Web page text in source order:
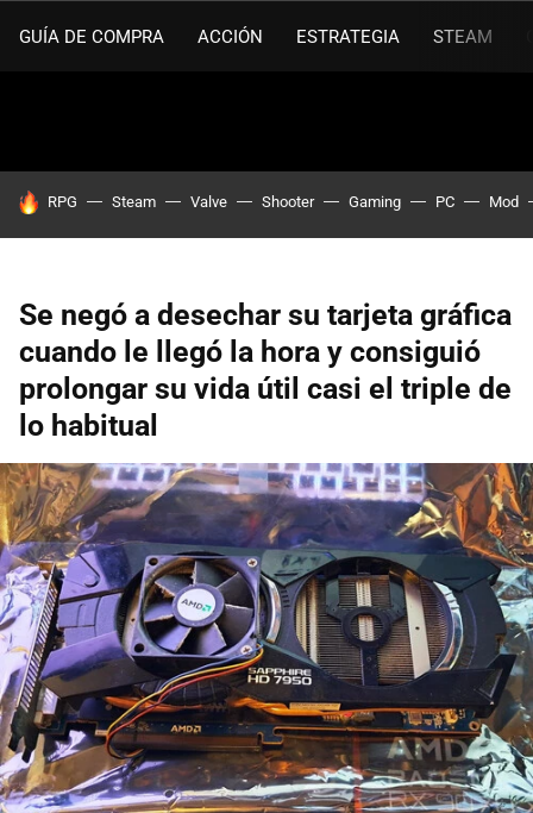
GUÍA DE COMPRA ACCIÓN ESTRATEGIA STEAM
HOY SE HABLA DE
RPG Steam Valve Shooter Gaming PC Mod
Se negó a desechar su tarjeta gráfica
cuando le llegó la hora y consiguió
prolongar su vida útil casi el triple de
lo habitual